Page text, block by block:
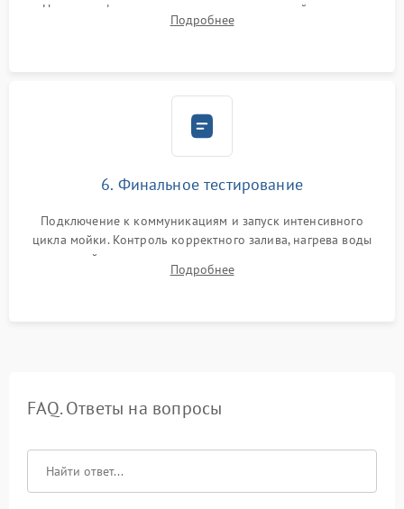
Надежная фиксация хомутов гидравлической системы,
сборка корпуса и установка датчика поплавка.
Подробнее
6. Финальное тестирование
Подключение к коммуникациям и запуск интенсивного
цикла мойки. Контроль корректного залива, нагрева воды
до нужной температуры, отсутствия посторонних шумов,
штатного слива и абсолютной сухости в поддоне.
Подробнее
FAQ. Ответы на вопросы